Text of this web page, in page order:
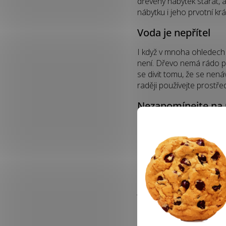
nábytku i jeho prvotní
Voda je nepřítel
I když v mnoha
není. Dřevo nemá rádo
se divit tomu, že se
raději používejte
Nezapomínejte
povrchovou úpravou.
úpravou, je zapotřebí
dokonce i ze dřeva,
pravidelně nanášet,
Jiné druhy dřevěného
že lak na nábytek
Lakovaný a hezky